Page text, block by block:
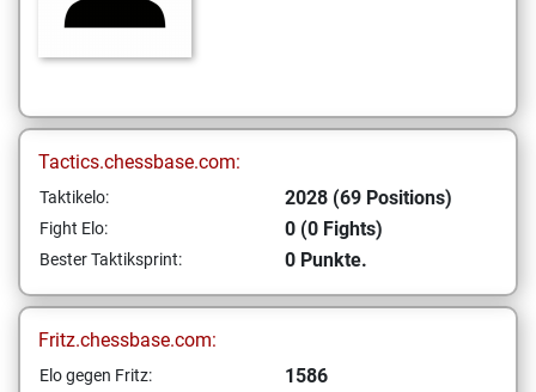
Tactics.chessbase.com:
Taktikelo: 2028 (69 Positions)
Fight Elo: 0 (0 Fights)
Bester Taktiksprint: 0 Punkte.
Fritz.chessbase.com:
Elo gegen Fritz: 1586